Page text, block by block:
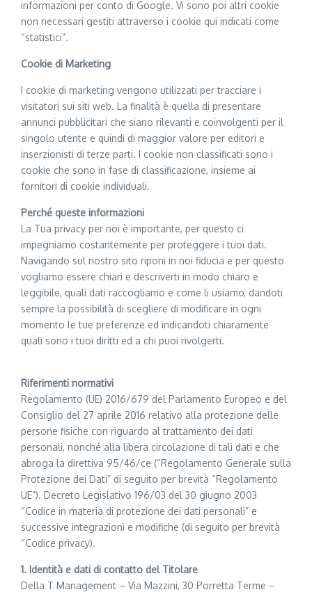
informazioni per conto di Google. Vi sono poi altri cookie
non necessari gestiti attraverso i cookie qui indicati come
“statistici”.
Cookie di Marketing
I cookie di marketing vengono utilizzati per tracciare i
visitatori sui siti web. La finalità è quella di presentare
annunci pubblicitari che siano rilevanti e coinvolgenti per il
singolo utente e quindi di maggior valore per editori e
inserzionisti di terze parti. I cookie non classificati sono i
cookie che sono in fase di classificazione, insieme ai
fornitori di cookie individuali.
Perché queste informazioni
La Tua privacy per noi è importante, per questo ci
impegniamo costantemente per proteggere i tuoi dati.
Navigando sul nostro sito riponi in noi fiducia e per questo
vogliamo essere chiari e descriverti in modo chiaro e
leggibile, quali dati raccogliamo e come li usiamo, dandoti
sempre la possibilità di scegliere di modificare in ogni
momento le tue preferenze ed indicandoti chiaramente
quali sono i tuoi diritti ed a chi puoi rivolgerti.
Riferimenti normativi
Regolamento (UE) 2016/679 del Parlamento Europeo e del
Consiglio del 27 aprile 2016 relativo alla protezione delle
persone fisiche con riguardo al trattamento dei dati
personali, nonché alla libera circolazione di tali dati e che
abroga la direttiva 95/46/ce (“Regolamento Generale sulla
Protezione dei Dati” di seguito per brevità “Regolamento
UE”). Decreto Legislativo 196/03 del 30 giugno 2003
“Codice in materia di protezione dei dati personali” e
successive integrazioni e modifiche (di seguito per brevità
“Codice privacy).
1. Identità e dati di contatto del Titolare
Della T Management – Via Mazzini, 30 Porretta Terme –